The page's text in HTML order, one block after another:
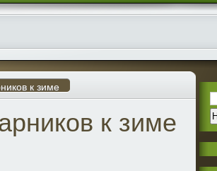
к зиме
к зиме